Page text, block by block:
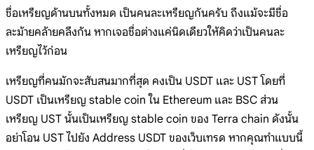
ชื่อเหรียญด้านบนทั้งหมด เป็นคนละเหรียญกันครับ ถึงแม้จะมีชื่อ
ละม้ายคล้ายคลึงกัน หากเจอชื่อต่างแค่นิดเดียวให้คิดว่าเป็นคนละ
เหรียญไว้ก่อน
เหรียญที่คนมักจะสับสนมากที่สุด คงเป็น USDT และ UST โดยที่
USDT เป็นเหรียญ stable coin ใน Ethereum และ BSC ส่วน
เหรียญ UST นั้นเป็นเหรียญ stable coin ของ Terra chain ดังนั้น
อย่าโอน UST ไปยัง Address USDT ของเว็บเทรด หากคุณทำแบบนี้